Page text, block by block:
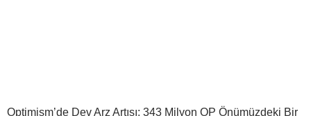
Optimism’de Dev Arz Artışı: 343 Milyon OP Önümüzdeki Bir